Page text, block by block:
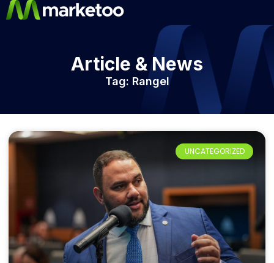
Article & News
Tag: Rangel
UNCATEGORIZED